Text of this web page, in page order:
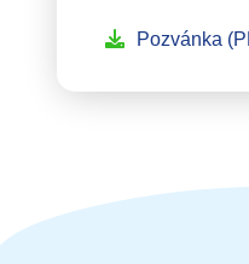
Pozvánka